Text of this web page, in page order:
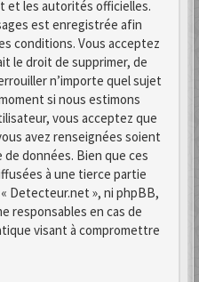
et les autorités officielles.
est enregistrée afin
conditions. Vous acceptez
le droit de supprimer, de
n’importe quel sujet
si nous estimons
vous acceptez que
avez renseignées soient
données. Bien que ces
à une tierce partie
Detecteur.net », ni phpBB,
responsables en cas de
visant à compromettre